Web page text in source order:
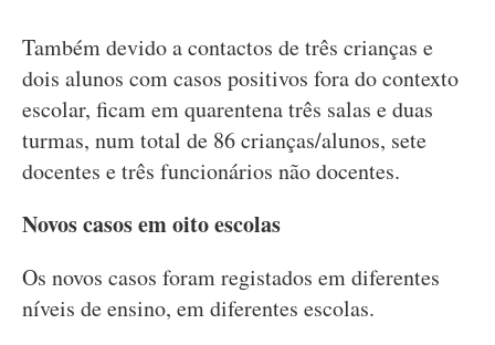
Também devido a contactos de três crianças e
dois alunos com casos positivos fora do contexto
escolar, ficam em quarentena três salas e duas
turmas, num total de 86 crianças/alunos, sete
docentes e três funcionários não docentes.
Novos casos em oito escolas
Os novos casos foram registados em diferentes
níveis de ensino, em diferentes escolas.